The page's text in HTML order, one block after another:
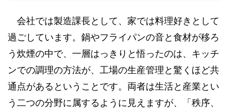
会社では製造課長として、家では料理好きとして
過ごしています。鍋やフライパンの音と食材が移ろ
う炊煙の中で、一層はっきりと悟ったのは、キッチ
ンでの調理の方法が、工場の生産管理と驚くほど共
通点があるということです。両者は生活と産業とい
う二つの分野に属するように見えますが、「秩序、